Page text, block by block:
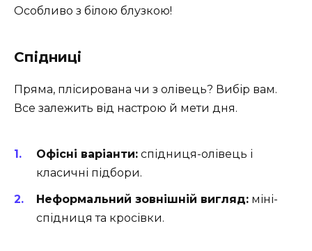
Особливо з білою блузкою!
Спідниці
Пряма, плісирована чи з олівець? Вибір вам.
Все залежить від настрою й мети дня.
Офісні варіанти: спідниця-олівець і
класичні підбори.
Неформальний зовнішній вигляд: міні-
спідниця та кросівки.